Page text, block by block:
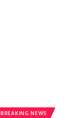
BREAKING NEWS